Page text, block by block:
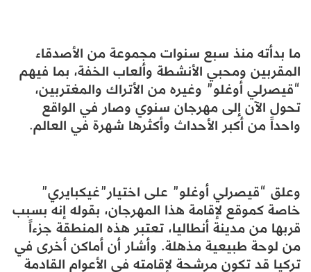
ما بدأته منذ سبع سنوات مجموعة من الأصدقاء
المقربين ومحبي الأنشطة وألعاب الخفة، بما فيهم
“قيصرلي أوغلو” وغيره من الأتراك والمغتربين،
تحول الآن إلى مهرجان سنوي وصار في الواقع
واحداً من أكبر الأحداث وأكثرها شهرة في العالم.
وعلق “قيصرلي أوغلو” على اختيار”غيكبايري”
خاصة كموقع لإقامة هذا المهرجان، بقوله إنه بسبب
قربها من مدينة أنطاليا، تعتبر هذه المنطقة جزءاً
من لوحة طبيعية مذهلة. وأشار أن أماكن أخرى في
تركيا قد تكون مرشحة لإقامته في الأعوام القادمة